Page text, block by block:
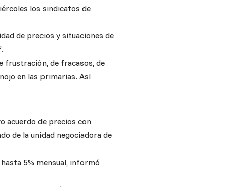
los sindicatos de
de precios y situaciones de
frustración, de fracasos, de
en las primarias. Así
acuerdo de precios con
de la unidad negociadora de
5% mensual, informó